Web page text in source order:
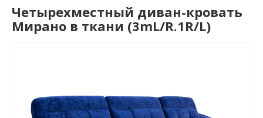
Четырехместный диван-кровать
Мирано в ткани (3mL/R.1R/L)